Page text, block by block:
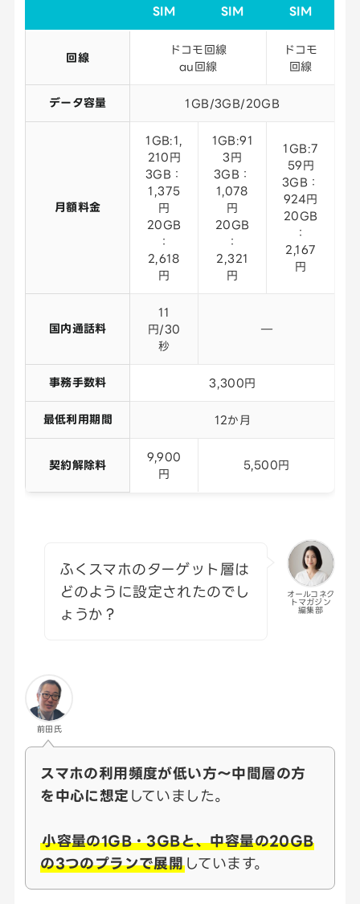
SIM
SIM
SIM
回線
ドコモ回線
au回線
ドコモ
回線
データ容量 1GB/3GB/20GB
月額料金
1GB:1,
210円
3GB：
1,375
円
20GB
：
2,618
円
1GB:91
3円
3GB：
1,078
円
20GB
：
2,321
円
1GB:7
59円
3GB：
924円
20GB
：
2,167
円
国内通話料
11
円/30
秒
―
事務手数料 3,300円
最低利用期間 12か月
契約解除料
9,900
円
5,500円
オールコネク
トマガジン
編集部
ふくスマホのターゲット層は
どのように設定されたのでし
ょうか？
前田氏
スマホの利用頻度が低い方～中間層の方
を中心に想定 していました。
小容量の1GB・3GBと、中容量の20GB
の3つのプランで展開 しています。